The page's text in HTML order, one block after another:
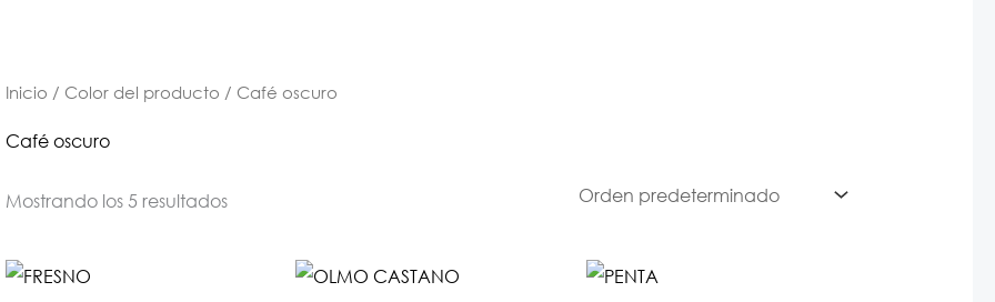
Inicio / Color del producto / Café oscuro
Café oscuro
Mostrando los 5 resultados